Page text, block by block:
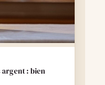
argent : bien